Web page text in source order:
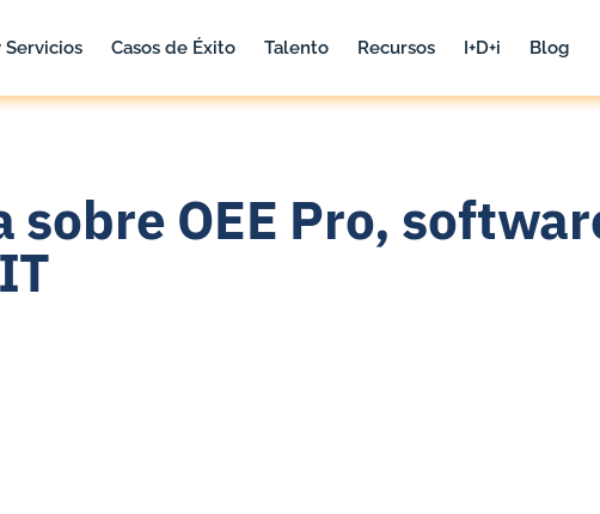
Servicios Casos de Éxito Talento Recursos I+D+i Blog
OEE Pro,